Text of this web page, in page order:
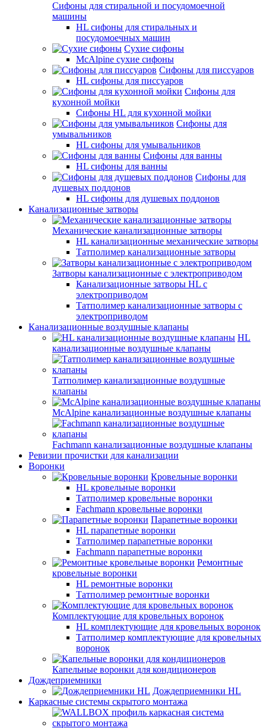
Сифоны для стиральной и посудомоечной
машины
HL сифоны для стиральных и
посудомоечных машин
Сухие сифоны
McAlpine сухие сифоны
Сифоны для писсуаров
HL сифоны для писсуаров
Сифоны для
кухонной мойки
Сифоны HL для кухонной мойки
Сифоны для
умывальников
HL сифоны для умывальников
Сифоны для ванны
HL сифоны для ванны
Сифоны для
душевых поддонов
HL сифоны для душевых поддонов
Канализационные затворы
Механические канализационные затворы
HL канализационные механические затворы
Татполимер канализационные затворы
Затворы канализационные с электроприводом
Канализационные затворы HL с
электроприводом
Татполимер канализационные затворы с
электроприводом
Канализационные воздушные клапаны
HL
канализационные воздушные клапаны
Татполимер канализационные воздушные
клапаны
McAlpine канализационные воздушные клапаны
Fachmann канализационные воздушные клапаны
Ревизии прочистки для канализации
Воронки
Кровельные воронки
HL кровельные воронки
Татполимер кровельные воронки
Fachmann кровельные воронки
Парапетные воронки
HL парапетные воронки
Татполимер парапетные воронки
Fachmann парапетные воронки
Ремонтные
кровельные воронки
HL ремонтные воронки
Татполимер ремонтные воронки
Комплектующие для кровельных воронок
HL комплектующие для кровельных воронок
Татполимер комплектующие для кровельных
воронок
Капельные воронки для кондиционеров
Дождеприемники
Дождеприемники HL
Каркасные системы скрытого монтажа